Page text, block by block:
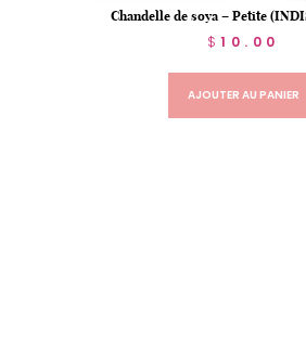
Chandelle de soya – Petite
$ 10.00
AJOUTER AU PANIER